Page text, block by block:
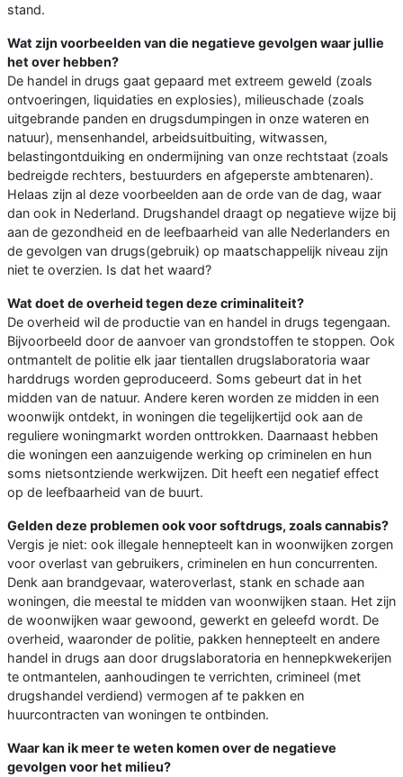
stand.
Wat zijn voorbeelden van die negatieve gevolgen waar jullie
het over hebben?
De handel in drugs gaat gepaard met extreem geweld (zoals
ontvoeringen, liquidaties en explosies), milieuschade (zoals
uitgebrande panden en drugsdumpingen in onze wateren en
natuur), mensenhandel, arbeidsuitbuiting, witwassen,
belastingontduiking en ondermijning van onze rechtstaat (zoals
bedreigde rechters, bestuurders en afgeperste ambtenaren).
Helaas zijn al deze voorbeelden aan de orde van de dag, waar
dan ook in Nederland. Drugshandel draagt op negatieve wijze bij
aan de gezondheid en de leefbaarheid van alle Nederlanders en
de gevolgen van drugs(gebruik) op maatschappelijk niveau zijn
niet te overzien. Is dat het waard?
Wat doet de overheid tegen deze criminaliteit?
De overheid wil de productie van en handel in drugs tegengaan.
Bijvoorbeeld door de aanvoer van grondstoffen te stoppen. Ook
ontmantelt de politie elk jaar tientallen drugslaboratoria waar
harddrugs worden geproduceerd. Soms gebeurt dat in het
midden van de natuur. Andere keren worden ze midden in een
woonwijk ontdekt, in woningen die tegelijkertijd ook aan de
reguliere woningmarkt worden onttrokken. Daarnaast hebben
die woningen een aanzuigende werking op criminelen en hun
soms nietsontziende werkwijzen. Dit heeft een negatief effect
op de leefbaarheid van de buurt.
Gelden deze problemen ook voor softdrugs, zoals cannabis?
Vergis je niet: ook illegale hennepteelt kan in woonwijken zorgen
voor overlast van gebruikers, criminelen en hun concurrenten.
Denk aan brandgevaar, wateroverlast, stank en schade aan
woningen, die meestal te midden van woonwijken staan. Het zijn
de woonwijken waar gewoond, gewerkt en geleefd wordt. De
overheid, waaronder de politie, pakken hennepteelt en andere
handel in drugs aan door drugslaboratoria en hennepkwekerijen
te ontmantelen, aanhoudingen te verrichten, crimineel (met
drugshandel verdiend) vermogen af te pakken en
huurcontracten van woningen te ontbinden.
Waar kan ik meer te weten komen over de negatieve
gevolgen voor het milieu?